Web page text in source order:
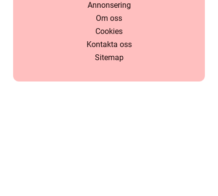
Annonsering
Om oss
Cookies
Kontakta oss
Sitemap